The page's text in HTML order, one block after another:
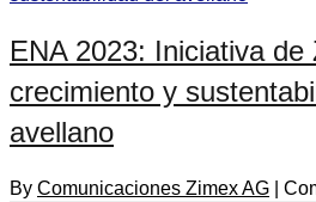
ENA 2023: Iniciativa de
crecimiento y
avellano
By Comunicaciones Zimex AG